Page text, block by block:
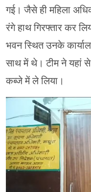
गई। जैसे ही महिला
रंगे हाथ गिरफ्तार कर
भवन स्थित उनके
साथ में थे। टीम ने यहां
कब्जे में ले लिया।